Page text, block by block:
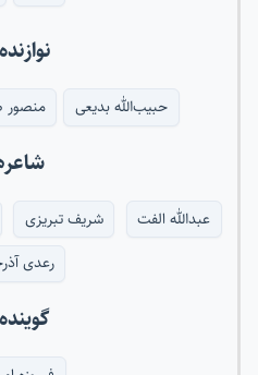
حبیب‌الله بدیعی منصور
عبدالله الفت شریف تبریزی
رعدی